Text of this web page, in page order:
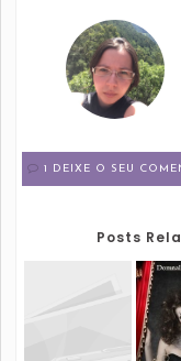
1 DEIXE O SEU
Posts